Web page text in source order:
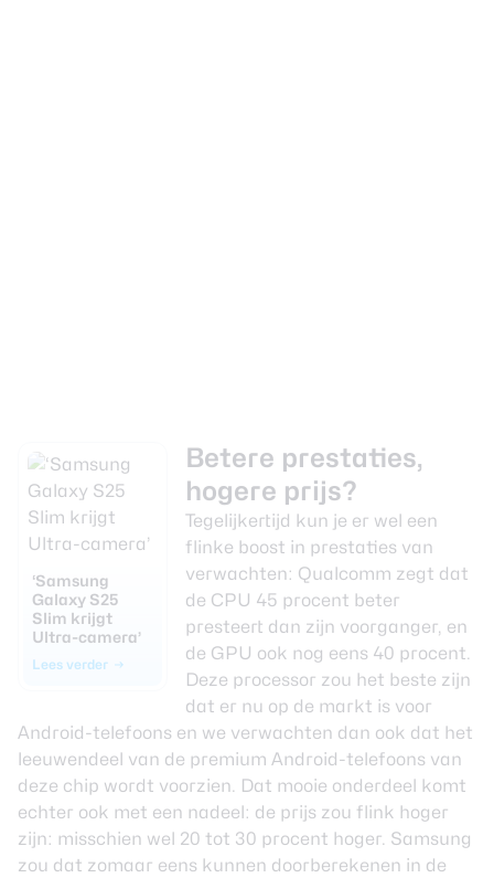
‘Samsung
Galaxy S25
Slim krijgt
Ultra-camera’
Lees verder
Betere prestaties,
hogere prijs?
Tegelijkertijd kun je er wel een
flinke boost in prestaties van
verwachten: Qualcomm zegt dat
de CPU 45 procent beter
presteert dan zijn voorganger, en
de GPU ook nog eens 40 procent.
Deze processor zou het beste zijn
dat er nu op de markt is voor
Android-telefoons en we verwachten dan ook dat het
leeuwendeel van de premium Android-telefoons van
deze chip wordt voorzien. Dat mooie onderdeel komt
echter ook met een nadeel: de prijs zou flink hoger
zijn: misschien wel 20 tot 30 procent hoger. Samsung
zou dat zomaar eens kunnen doorberekenen in de